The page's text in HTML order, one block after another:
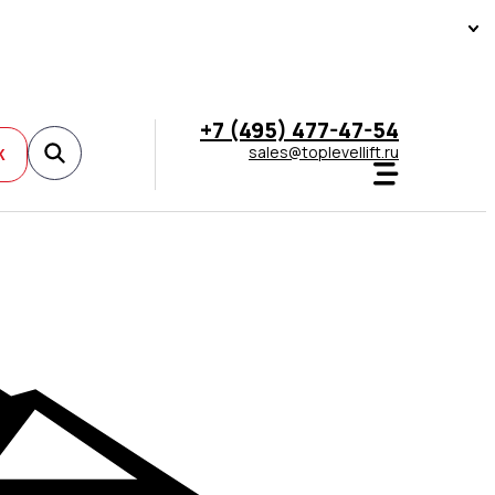
+7 (495) 477-47-54
sales@toplevellift.ru